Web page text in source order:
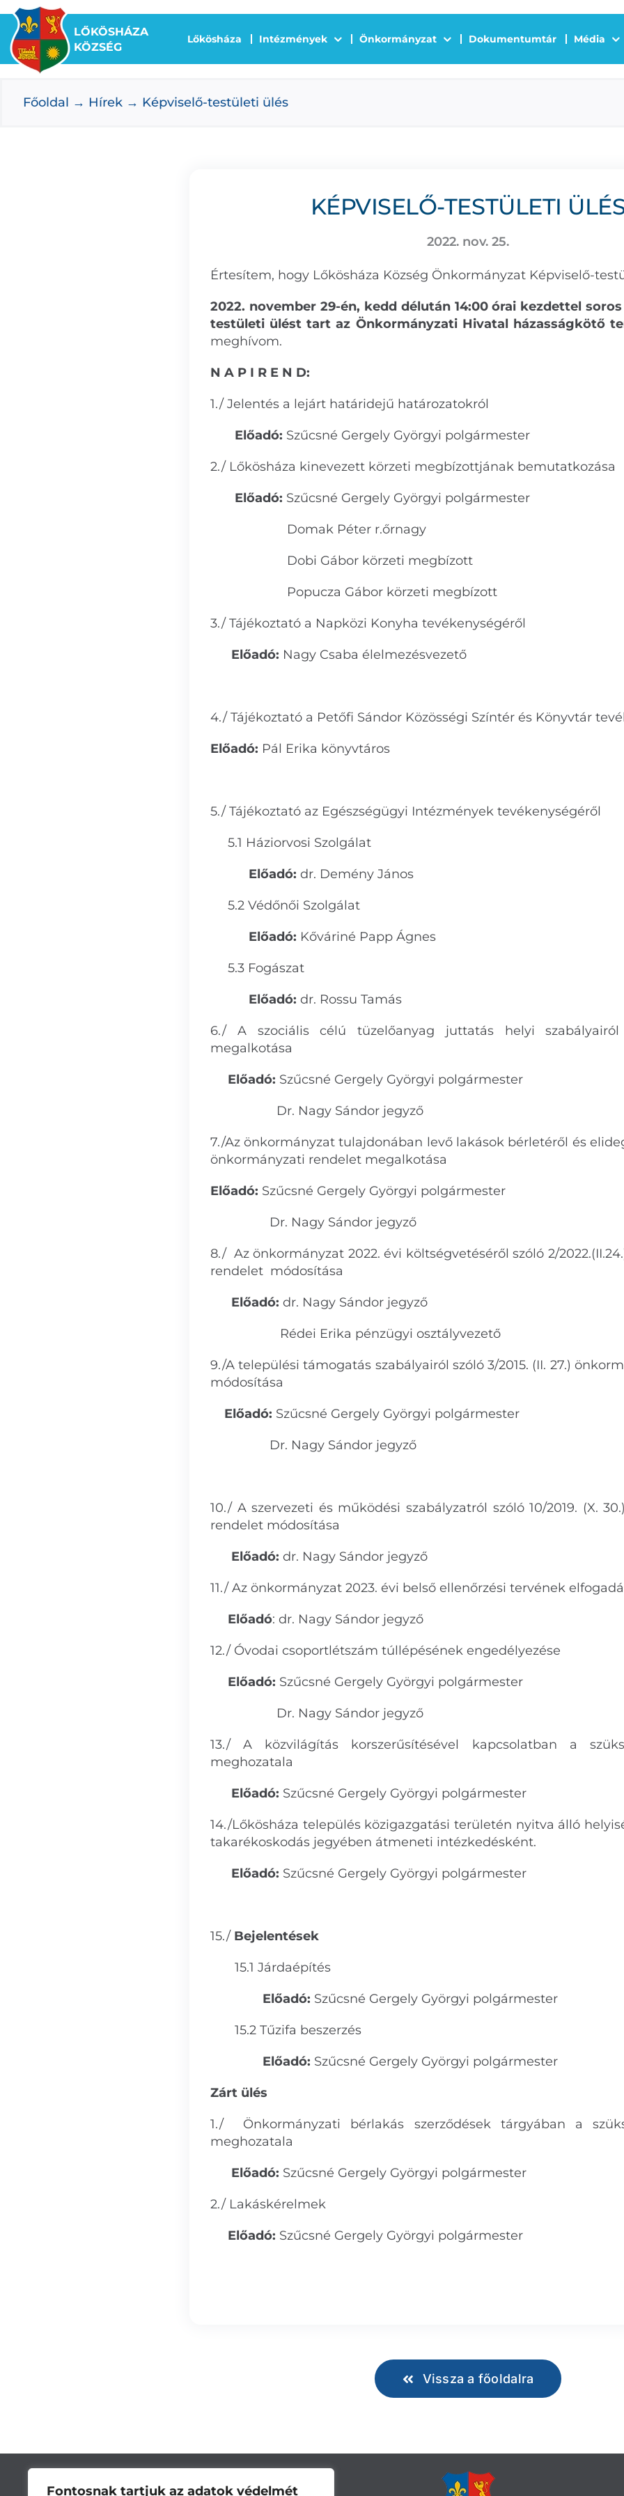
Fontosnak tartjuk az adatok védelmét
Kihagyás
LŐKÖSHÁZA
KÖZSÉG
Lőkösháza Intézmények Önkormányzat Dokumentumtár Média
Főoldal Hírek Képviselő-testületi ülés
KÉPVISELŐ-TESTÜLETI
2022. nov. 25.
Értesítem, hogy Lőkösháza Község Önkormányzat Képviselő-
2022. november 29-én, kedd délután 14:00 órai kezdettel
testületi ülést tart az Önkormányzati Hivatal házasságkötő
meghívom.
N A P I R E N D:
1./ Jelentés a lejárt határidejű határozatokról
Előadó: Szűcsné Gergely Györgyi polgármester
2./ Lőkösháza kinevezett körzeti megbízottjának bemutatkozása
Előadó: Szűcsné Gergely Györgyi polgármester
Domak Péter r.őrnagy
Dobi Gábor körzeti megbízott
Popucza Gábor körzeti megbízott
3./ Tájékoztató a Napközi Konyha tevékenységéről
Előadó: Nagy Csaba élelmezésvezető
4./ Tájékoztató a Petőfi Sándor Közösségi Színtér és Könyvtár
Előadó: Pál Erika könyvtáros
5./ Tájékoztató az Egészségügyi Intézmények tevékenységéről
5.1 Háziorvosi Szolgálat
Előadó: dr. Demény János
5.2 Védőnői Szolgálat
Előadó: Kőváriné Papp Ágnes
5.3 Fogászat
Előadó: dr. Rossu Tamás
6./ A szociális célú tüzelőanyag juttatás helyi
megalkotása
Előadó: Szűcsné Gergely Györgyi polgármester
Dr. Nagy Sándor jegyző
7./Az önkormányzat tulajdonában levő lakások bérletéről és
önkormányzati rendelet megalkotása
Előadó: Szűcsné Gergely Györgyi polgármester
Dr. Nagy Sándor jegyző
8./ Az önkormányzat 2022. évi költségvetéséről szóló 2/
rendelet módosítása
Előadó: dr. Nagy Sándor jegyző
Rédei Erika pénzügyi osztályvezető
9./A települési támogatás szabályairól szóló 3/2015. (II. 27.)
módosítása
Előadó: Szűcsné Gergely Györgyi polgármester
Dr. Nagy Sándor jegyző
10./ A szervezeti és működési szabályzatról szóló 10/2019. (X.
rendelet módosítása
Előadó: dr. Nagy Sándor jegyző
11./ Az önkormányzat 2023. évi belső ellenőrzési tervének
Előadó: dr. Nagy Sándor jegyző
12./ Óvodai csoportlétszám túllépésének engedélyezése
Előadó: Szűcsné Gergely Györgyi polgármester
Dr. Nagy Sándor jegyző
13./ A közvilágítás korszerűsítésével kapcsolatban a
meghozatala
Előadó: Szűcsné Gergely Györgyi polgármester
14./Lőkösháza település közigazgatási területén nyitva álló
takarékoskodás jegyében átmeneti intézkedésként.
Előadó: Szűcsné Gergely Györgyi polgármester
15./ Bejelentések
15.1 Járdaépítés
Előadó: Szűcsné Gergely Györgyi polgármester
15.2 Tűzifa beszerzés
Előadó: Szűcsné Gergely Györgyi polgármester
Zárt ülés
1./ Önkormányzati bérlakás szerződések tárgyában a
meghozatala
Előadó: Szűcsné Gergely Györgyi polgármester
2./ Lakáskérelmek
Előadó: Szűcsné Gergely Györgyi polgármester
Vissza a főoldalra